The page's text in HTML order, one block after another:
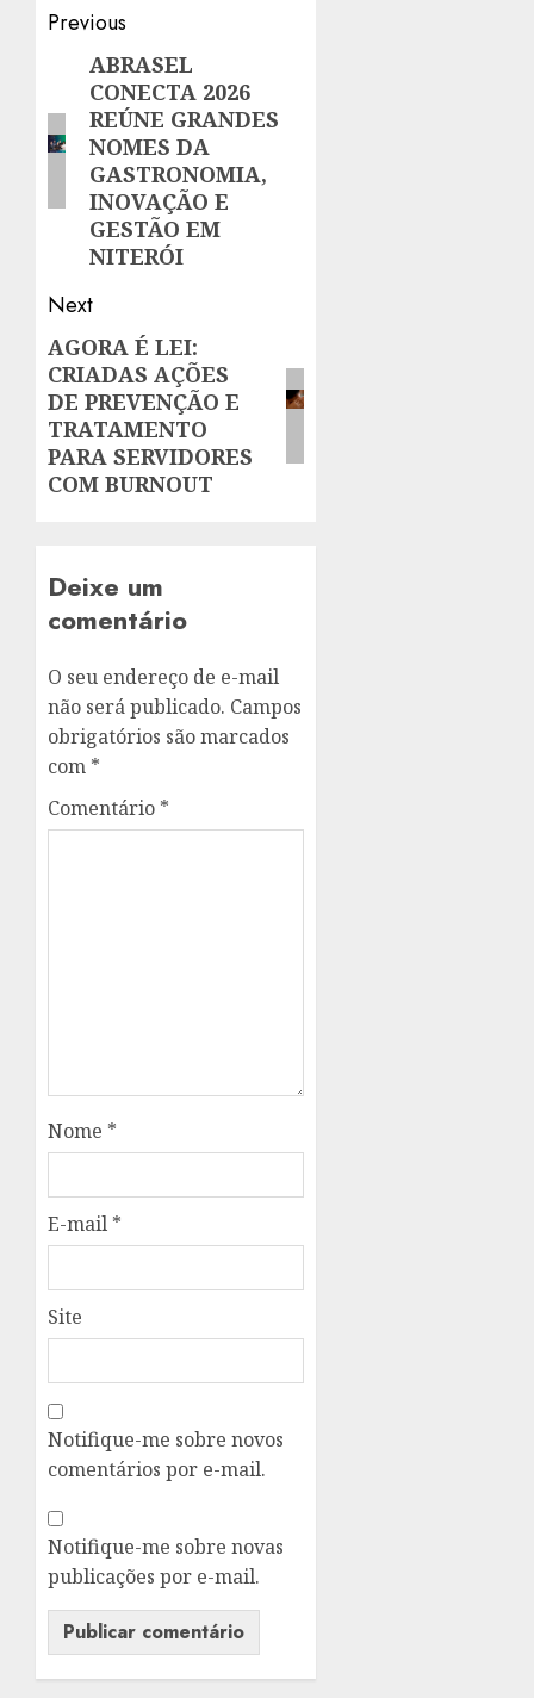
Post
navigation
Previous
Previous
post:
ABRASEL
CONECTA 2026
REÚNE GRANDES
NOMES DA
GASTRONOMIA,
INOVAÇÃO E
GESTÃO EM
NITERÓI
Next
Next
post:
AGORA É LEI:
CRIADAS AÇÕES
DE PREVENÇÃO E
TRATAMENTO
PARA SERVIDORES
COM BURNOUT
Deixe um
comentário
O seu endereço de e-mail
não será publicado. Campos
obrigatórios são marcados
com *
Comentário *
Nome *
E-mail *
Site
Notifique-me sobre novos
comentários por e-mail.
Notifique-me sobre novas
publicações por e-mail.